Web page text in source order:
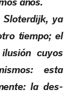
años.
Sloterdijk, ya
tiempo; el
cuyos
esta
la des-